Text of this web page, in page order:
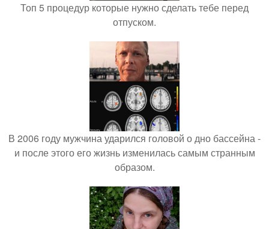
Топ 5 процедур которые нужно сделать тебе перед
отпуском.
В 2006 году мужчина ударился головой о дно бассейна -
и после этого его жизнь изменилась самым странным
образом.